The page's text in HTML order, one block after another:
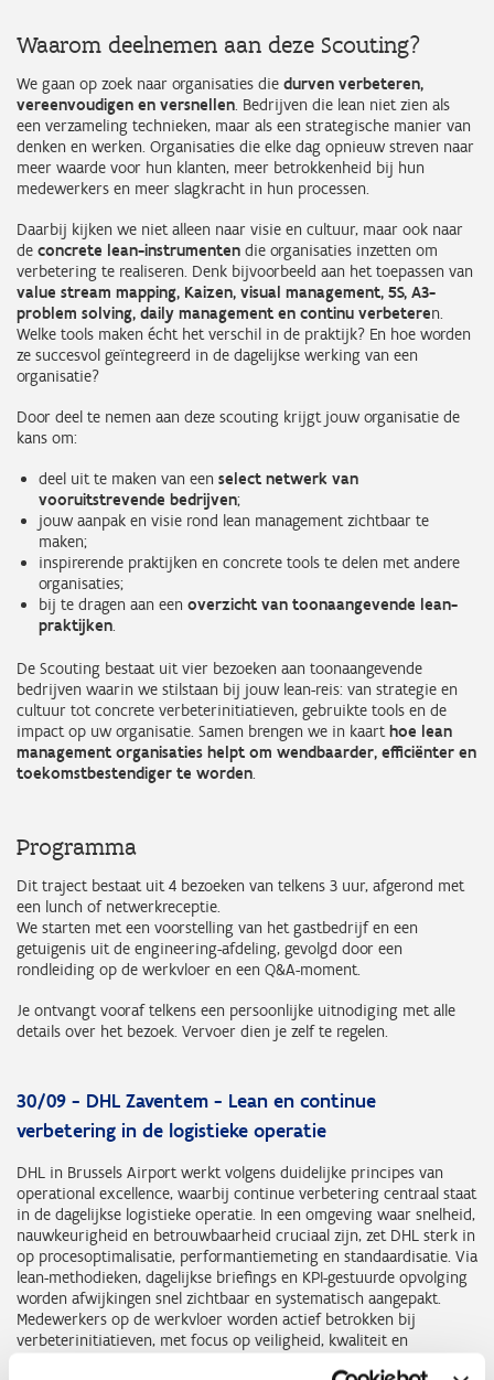
Waarom deelnemen aan deze Scouting?
We gaan op zoek naar organisaties die durven verbeteren,
vereenvoudigen en versnellen. Bedrijven die lean niet zien als
een verzameling technieken, maar als een strategische manier van
denken en werken. Organisaties die elke dag opnieuw streven naar
meer waarde voor hun klanten, meer betrokkenheid bij hun
medewerkers en meer slagkracht in hun processen.
Daarbij kijken we niet alleen naar visie en cultuur, maar ook naar
de concrete lean-instrumenten die organisaties inzetten om
verbetering te realiseren. Denk bijvoorbeeld aan het toepassen van
value stream mapping, Kaizen, visual management, 5S, A3-
problem solving, daily management en continu verbeteren.
Welke tools maken écht het verschil in de praktijk? En hoe worden
ze succesvol geïntegreerd in de dagelijkse werking van een
organisatie?
Door deel te nemen aan deze scouting krijgt jouw organisatie de
kans om:
deel uit te maken van een select netwerk van
vooruitstrevende bedrijven;
jouw aanpak en visie rond lean management zichtbaar te
maken;
inspirerende praktijken en concrete tools te delen met andere
organisaties;
bij te dragen aan een overzicht van toonaangevende lean-
praktijken.
De Scouting bestaat uit vier bezoeken aan toonaangevende
bedrijven waarin we stilstaan bij jouw lean-reis: van strategie en
cultuur tot concrete verbeterinitiatieven, gebruikte tools en de
impact op uw organisatie. Samen brengen we in kaarthoe lean
management organisaties helpt om wendbaarder, efficiënter en
toekomstbestendiger te worden.
Programma
Dit traject bestaat uit 4 bezoeken van telkens 3 uur, afgerond met
een lunch of netwerkreceptie.
We starten met een voorstelling van het gastbedrijf en een
getuigenis uit de engineering-afdeling, gevolgd door een
rondleiding op de werkvloer en een Q&A-moment.
Je ontvangt vooraf telkens een persoonlijke uitnodiging met alle
details over het bezoek. Vervoer dien je zelf te regelen.
30/09 - DHL Zaventem - Lean en continue
verbetering in de logistieke operatie
DHL in Brussels Airport werkt volgens duidelijke principes van
operational excellence, waarbij continue verbetering centraal staat
in de dagelijkse logistieke operatie. In een omgeving waar snelheid,
nauwkeurigheid en betrouwbaarheid cruciaal zijn, zet DHL sterk in
op procesoptimalisatie, performantiemeting en standaardisatie. Via
lean-methodieken, dagelijkse briefings en KPI-gestuurde opvolging
worden afwijkingen snel zichtbaar en systematisch aangepakt.
Medewerkers op de werkvloer worden actief betrokken bij
verbeterinitiatieven, met focus op veiligheid, kwaliteit en